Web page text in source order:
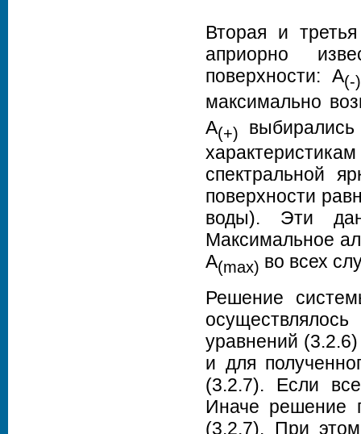
Вторая и
априорно
поверхности: A(-)
максимально
A(+)
спектральной
поверхности
воды). Эти
Максимальное
A(max) во всех
Решение
уравнений
и для
(3.2.7). Если
Иначе решение
(3.2.7). При